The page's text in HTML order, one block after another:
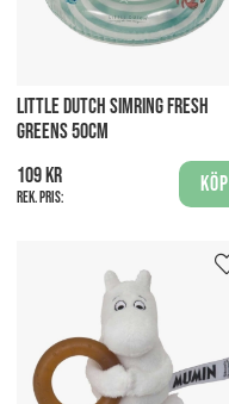
LITTLE DUTCH SIMRING FRESH
GREENS 50CM
109 kr
Rek. pris:
Köp